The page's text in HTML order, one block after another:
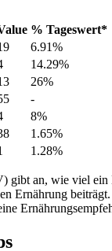
% Tageswert*
6.91%
14.29%
26%
-
8%
1.65%
1.28%
gibt an, wie viel ein
Ernährung